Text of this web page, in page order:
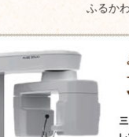
ふるか